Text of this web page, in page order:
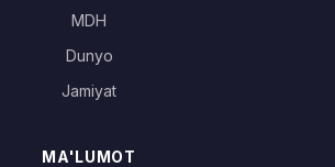
MDH
Dunyo
Jamiyat
MA'LUMOT